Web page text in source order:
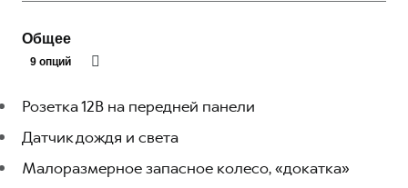
Общее
9 опций
Розетка 12В на передней панели
Датчик дождя и света
Малоразмерное запасное колесо, «докатка»